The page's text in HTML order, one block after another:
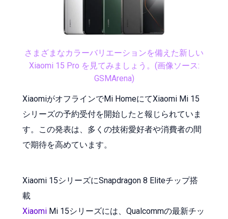
さまざまなカラーバリエーションを備えた新しい
Xiaomi 15 Pro を見てみましょう。(画像ソース:
GSMArena)
XiaomiがオフラインでMi HomeにてXiaomi Mi 15
シリーズの予約受付を開始したと報じられていま
す。この発表は、多くの技術愛好者や消費者の間
で期待を高めています。
Xiaomi 15シリーズにSnapdragon 8 Eliteチップ搭
載
Xiaomi Mi 15シリーズには、Qualcommの最新チッ